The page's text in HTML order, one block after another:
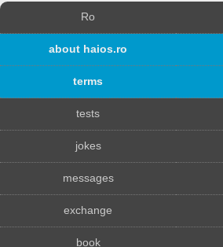
Ro
about haios.ro
terms
tests
jokes
messages
exchange
book